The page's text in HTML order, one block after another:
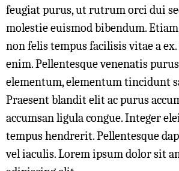
feugiat purus, ut rutrum orci dui
molestie euismod bibendum.
non felis tempus facilisis vitae a
enim. Pellentesque venenatis
elementum, elementum tincidunt
Praesent blandit elit ac purus
accumsan ligula congue. Integer
tempus hendrerit. Pellentesque
vel iaculis. Lorem ipsum dolor sit